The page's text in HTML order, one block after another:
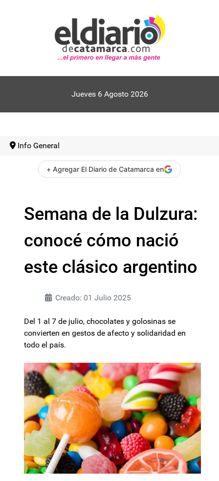
Jueves 6 Agosto 2026
Info General
+ Agregar El Diario de Catamarca en
Semana de la Dulzura:
conocé cómo nació
este clásico argentino
Creado: 01 Julio 2025
Del 1 al 7 de julio, chocolates y golosinas se
convierten en gestos de afecto y solidaridad en
todo el país.